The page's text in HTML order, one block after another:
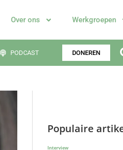
Over ons Werkgroepen
PODCAST DONEREN
Populaire